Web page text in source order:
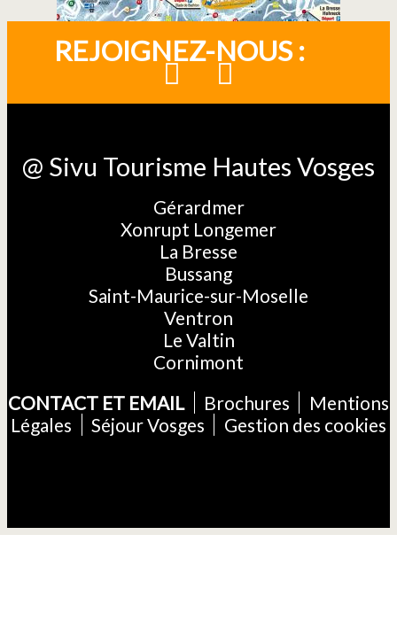
REJOIGNEZ-NOUS :
@ Sivu Tourisme Hautes Vosges
Gérardmer
Xonrupt Longemer
La Bresse
Bussang
Saint-Maurice-sur-Moselle
Ventron
Le Valtin
Cornimont
CONTACT ET EMAIL
Brochures
Mentions
Légales
Séjour Vosges Gestion des cookies